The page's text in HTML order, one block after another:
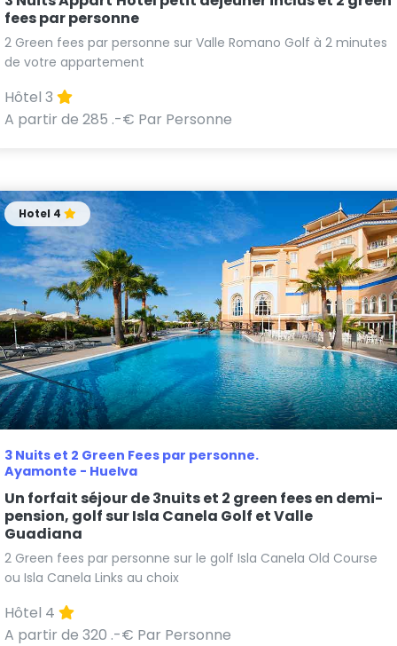
fees par personne
2 Green fees par personne sur Valle Romano Golf à 2 minutes
de votre appartement
Hôtel 3
A partir de 285 .-€ Par Personne
3 Nuits et 2 Green Fees par personne.
Ayamonte - Huelva
Hotel 4
Un forfait séjour de 3nuits et 2 green fees en demi-
pension, golf sur Isla Canela Golf et Valle
Guadiana
2 Green fees par personne sur le golf Isla Canela Old Course
ou Isla Canela Links au choix
Hôtel 4
A partir de 320 .-€ Par Personne